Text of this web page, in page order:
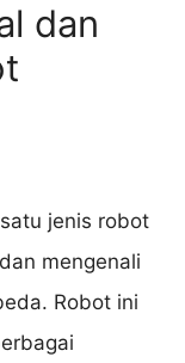
dan
jenis robot
mengenali
Robot ini